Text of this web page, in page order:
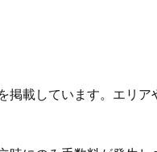
載しています。エリア